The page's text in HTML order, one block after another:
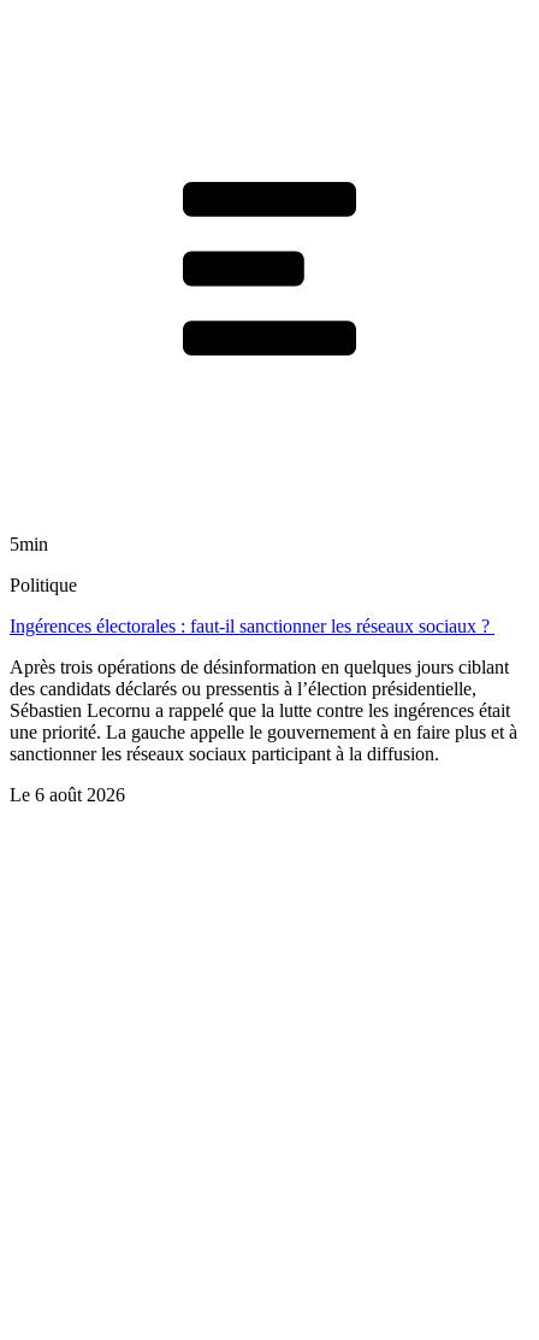
5min
Politique
Ingérences électorales : faut-il sanctionner les réseaux sociaux ?
Après trois opérations de désinformation en quelques jours ciblant
des candidats déclarés ou pressentis à l’élection présidentielle,
Sébastien Lecornu a rappelé que la lutte contre les ingérences était
une priorité. La gauche appelle le gouvernement à en faire plus et à
sanctionner les réseaux sociaux participant à la diffusion.
Le 6 août 2026